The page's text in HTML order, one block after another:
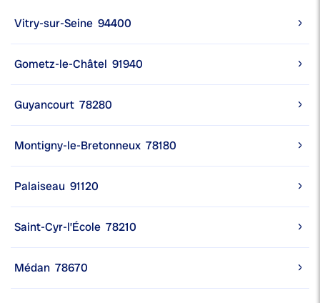
Vitry-sur-Seine 94400
Gometz-le-Châtel 91940
Guyancourt 78280
Montigny-le-Bretonneux 78180
Palaiseau 91120
Saint-Cyr-l’École 78210
Médan 78670